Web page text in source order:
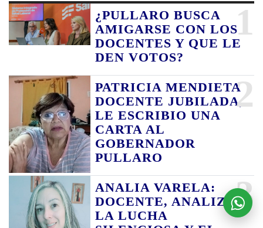
1
¿PULLARO BUSCA
AMIGARSE CON LOS
DOCENTES Y QUE LE
DEN VOTOS?
2
PATRICIA MENDIETA
DOCENTE JUBILADA,
LE ESCRIBIO UNA
CARTA AL
GOBERNADOR
PULLARO
3
ANALIA VARELA:
DOCENTE, ANALIZA
LA LUCHA